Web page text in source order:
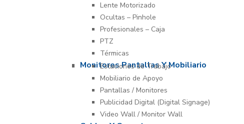
Lente Motorizado
Ocultas – Pinhole
Profesionales – Caja
PTZ
Térmicas
Monitores Pantallas Y Mobiliario
Estaciones de Trabajo
Mobiliario de Apoyo
Pantallas / Monitores
Publicidad Digital (Digital Signage)
Video Wall / Monitor Wall